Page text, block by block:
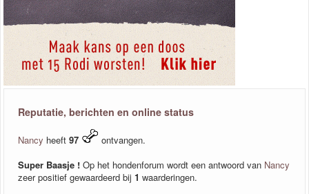
Reputatie, berichten en online status
Nancy heeft 97
ontvangen.
Super Baasje ! Op het hondenforum wordt een antwoord van Nancy
zeer positief gewaardeerd bij 1 waarderingen.